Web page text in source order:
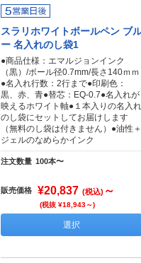
スラリホワイトボールペン ブ
ー 名入れのし袋1
●商品仕様：エマルジョンインク
（黒）/ボール径0.7mm/長さ140ｍｍ
●名入れ行数：2行まで●印刷色：
黒、赤、青●替芯：EQ-0.7●名入れが
映えるホワイト軸●１本入りの名入れ
のし袋にセットしてお届けします
（無料のし袋は付きません）●油性＋
ジェルのなめらかインク
注文数量 100本〜
販売価格 ¥20,837 (税込) ～
(税抜 ¥18,943～)
選択